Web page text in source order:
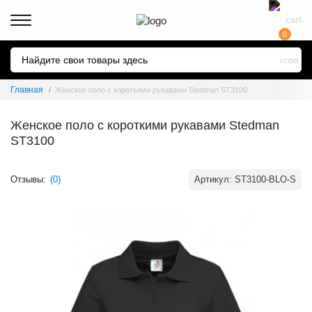
0
Главная Женское поло с короткими рукавами Stedman ST3100
Женское поло с короткими рукавами Stedman
ST3100
Отзывы: (0) Артикул: ST3100-BLO-S